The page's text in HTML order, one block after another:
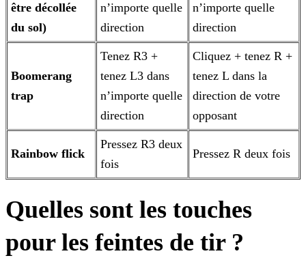
être décollée
du sol)
n’importe quelle
direction
n’importe quelle
direction
Boomerang
trap
Tenez R3 +
tenez L3 dans
n’importe quelle
direction
Cliquez + tenez R +
tenez L dans la
direction de votre
opposant
Rainbow flick
Pressez R3 deux
fois
Pressez R deux fois
Quelles sont les touches
pour les feintes de tir ?